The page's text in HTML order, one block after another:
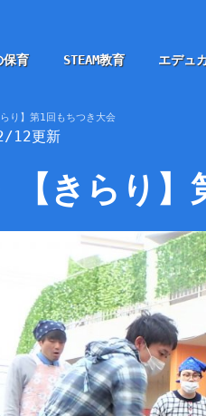
保育 STEAM教育 エデュ
らり】第1回もちつき大会
12更新
【きらり